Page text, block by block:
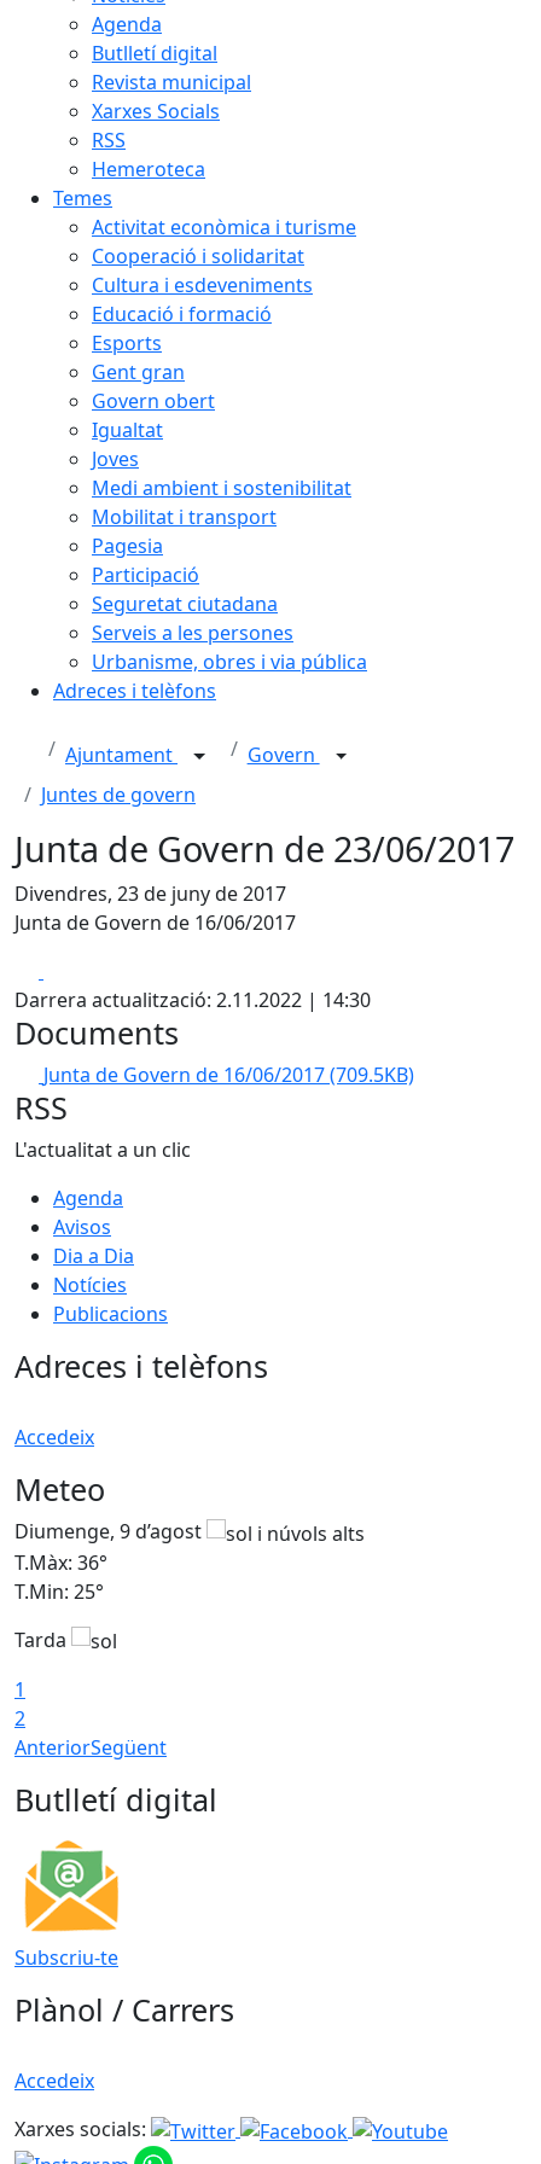
Agenda
Butlletí digital
Revista municipal
Xarxes Socials
RSS
Hemeroteca
Temes
Activitat econòmica i turisme
Cooperació i solidaritat
Cultura i esdeveniments
Educació i formació
Esports
Gent gran
Govern obert
Igualtat
Joves
Medi ambient i sostenibilitat
Mobilitat i transport
Pagesia
Participació
Seguretat ciutadana
Serveis a les persones
Urbanisme, obres i via pública
Adreces i telèfons
Ajuntament
Govern
Juntes de govern
Junta de Govern de 23/06/2017
Divendres, 23 de juny de 2017
Junta de Govern de 16/06/2017
Darrera actualització: 2.11.2022 | 14:30
Documents
Junta de Govern de 16/06/2017(709.5KB)
RSS
L'actualitat a un clic
Agenda
Avisos
Dia a Dia
Notícies
Publicacions
Adreces i telèfons
Accedeix
Meteo
Diumenge, 9 d’agost
T.Màx: 36°
T.Min: 25°
Tarda
1
2
AnteriorSegüent
Butlletí digital
Subscriu-te
Plànol / Carrers
Accedeix
Xarxes socials: